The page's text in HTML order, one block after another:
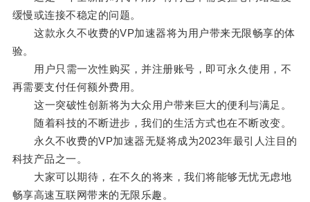
缓慢或连接不稳定的问题。
这款永久不收费的VP加速器将为用户带来无限畅享的体
验。
用户只需一次性购买，并注册账号，即可永久使用，不
再需要支付任何额外费用。
这一突破性创新将为大众用户带来巨大的便利与满足。
随着科技的不断进步，我们的生活方式也在不断改变。
永久不收费的VP加速器无疑将成为2023年最引人注目的
科技产品之一。
大家可以期待，在不久的将来，我们将能够无忧无虑地
畅享高速互联网带来的无限乐趣。